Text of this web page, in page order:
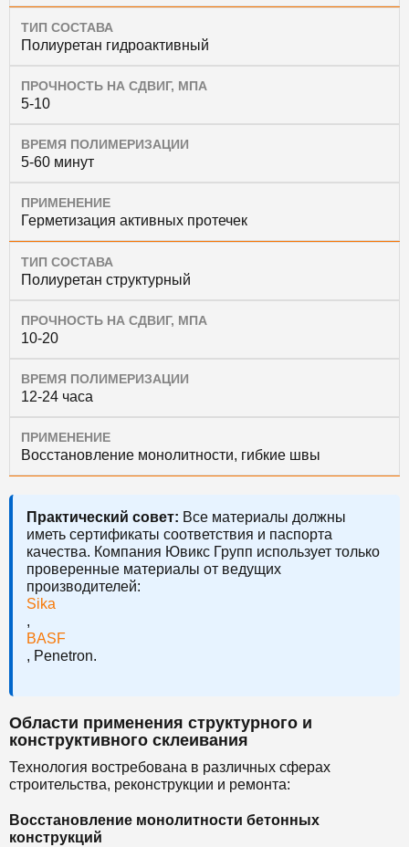
ТИП СОСТАВА
Полиуретан гидроактивный
ПРОЧНОСТЬ НА СДВИГ, МПА
5-10
ВРЕМЯ ПОЛИМЕРИЗАЦИИ
5-60 минут
ПРИМЕНЕНИЕ
Герметизация активных протечек
ТИП СОСТАВА
Полиуретан структурный
ПРОЧНОСТЬ НА СДВИГ, МПА
10-20
ВРЕМЯ ПОЛИМЕРИЗАЦИИ
12-24 часа
ПРИМЕНЕНИЕ
Восстановление монолитности, гибкие швы
Практический совет: Все материалы должны
иметь сертификаты соответствия и паспорта
качества. Компания Ювикс Групп использует только
проверенные материалы от ведущих
производителей:
Sika
,
BASF
, Penetron.
Области применения структурного и
конструктивного склеивания
Технология востребована в различных сферах
строительства, реконструкции и ремонта:
Восстановление монолитности бетонных
конструкций